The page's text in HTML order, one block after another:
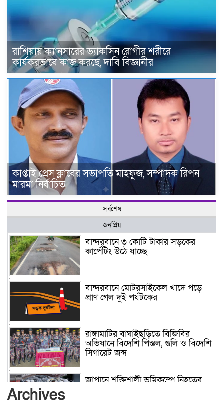
রাশিয়ায় ক্যানসারের ভ্যাকসিন রোগীর শরীরে
কার্যকরভাবে কাজ করছে, দাবি বিজ্ঞানীর
কাপ্তাই প্রেস ক্লাবের সভাপতি মাহফুজ, সম্পাদক রিপন
মারমা নির্বাচিত
সর্বশেষ
জনপ্রিয়
বান্দরবানে ৩ কোটি টাকার সড়কের
কার্পেটিং উঠে যাচ্ছে
বান্দরবানে মোটরসাইকেল খাদে পড়ে
প্রাণ গেল দুই পর্যটকের
রাঙ্গামাটির বাঘাইছড়িতে বিজিবির
অভিযানে বিদেশি পিস্তল, গুলি ও বিদেশি
সিগারেট জব্দ
জাপানে শক্তিশালী ভূমিকম্পে নিহতের
Archives